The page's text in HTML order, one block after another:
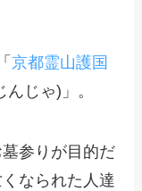
京都霊山護国
じゃ)」。
参りが目的だ
なられた人達